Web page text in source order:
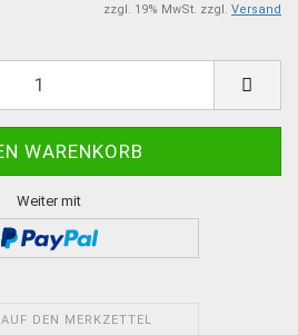
zzgl. 19% MwSt. zzgl. Versand
Weiter mit
AUF DEN MERKZETTEL